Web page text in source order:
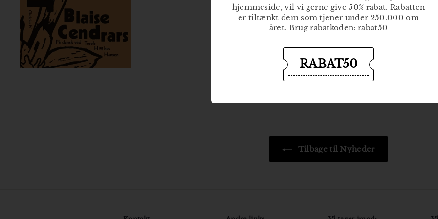
Tilbage til Nyheder
hjemmeside, vil vi gerne give 50% rabat. Rabatten
er tiltænkt dem som tjener under 250.000 om
året. Brug rabatkoden: rabat50
RABAT50